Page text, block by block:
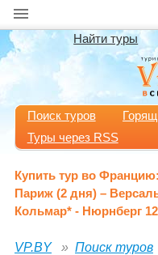
Найти туры
Поиск туров
Туры через RSS
Купить тур во
Париж (2 дня) –
Кольмар* - Нюрнберг
VP.BY Поиск туров